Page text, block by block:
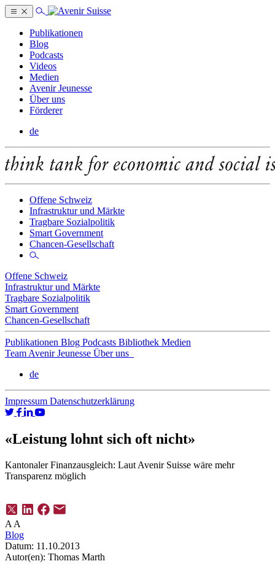
Publikationen
Blog
Podcasts
Videos
Medien
Avenir Jeunesse
Über uns
Förderer
de
Offene Schweiz
Infrastruktur und Märkte
Tragbare Sozialpolitik
Smart Government
Chancen-Gesellschaft
Offene Schweiz
Infrastruktur und Märkte
Tragbare Sozialpolitik
Smart Government
Chancen-Gesellschaft
Publikationen Blog Podcasts Bibliothek Medien
Team Avenir Jeunesse Über uns
de
Impressum Datenschutzerklärung
«Leistung lohnt sich oft nicht»
Kantonaler Finanzausgleich: Laut Avenir Suisse wäre mehr
Transparenz möglich
A A
Blog
Datum: 11.10.2013
Autor(en): Thomas Marth